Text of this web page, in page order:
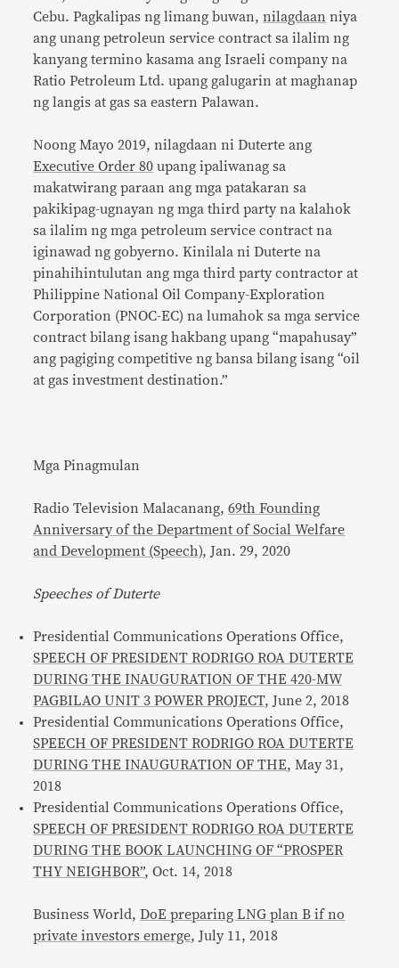
Cebu. Pagkalipas ng limang buwan,nilagdaan niya
ang unang petroleun service contract sa ilalim ng
kanyang termino kasama ang Israeli company na
Ratio Petroleum Ltd. upang galugarin at maghanap
ng langis at gas sa eastern Palawan.
Noong Mayo 2019, nilagdaan ni Duterte ang
Executive Order 80 upang ipaliwanag sa
makatwirang paraan ang mga patakaran sa
pakikipag-ugnayan ng mga third party na kalahok
sa ilalim ng mga petroleum service contract na
iginawad ng gobyerno. Kinilala ni Duterte na
pinahihintulutan ang mga third party contractor at
Philippine National Oil Company-Exploration
Corporation (PNOC-EC) na lumahok sa mga service
contract bilang isang hakbang upang “mapahusay”
ang pagiging competitive ng bansa bilang isang “oil
at gas investment destination.”
Mga Pinagmulan
Radio Television Malacanang,69th Founding
Anniversary of the Department of Social Welfare
and Development (Speech), Jan. 29, 2020
Speeches of Duterte
Presidential Communications Operations Office,
SPEECH OF PRESIDENT RODRIGO ROA DUTERTE
DURING THE INAUGURATION OF THE 420-MW
PAGBILAO UNIT 3 POWER PROJECT, June 2, 2018
Presidential Communications Operations Office,
SPEECH OF PRESIDENT RODRIGO ROA DUTERTE
DURING THE INAUGURATION OF THE, May 31,
2018
Presidential Communications Operations Office,
SPEECH OF PRESIDENT RODRIGO ROA DUTERTE
DURING THE BOOK LAUNCHING OF “PROSPER
THY NEIGHBOR”, Oct. 14, 2018
Business World,DoE preparing LNG plan B if no
private investors emerge, July 11, 2018